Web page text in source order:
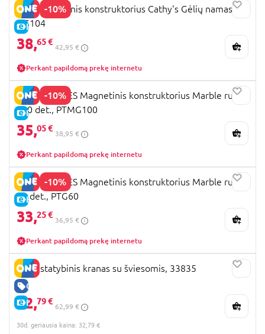
-10%
E-KAINA
ROLIFE Medinis konstruktorius Cathy's Gėlių namas,
DG104
38,65 €
42,95 €
Perkant papildomą prekę internetu
-10%
E-KAINA
PICASSO TILES Magnetinis konstruktorius Marble run
100 det., PTMG100
35,05 €
38,95 €
Perkant papildomą prekę internetu
-10%
E-KAINA
PICASSO TILES Magnetinis konstruktorius Marble run
60 det., PTG60
33,25 €
36,95 €
Perkant papildomą prekę internetu
GERA KAINA
E-KAINA
BRIO statybinis kranas su šviesomis, 33835
32,79 €
62,99 €
30d. geriausia kaina: 32,79 €